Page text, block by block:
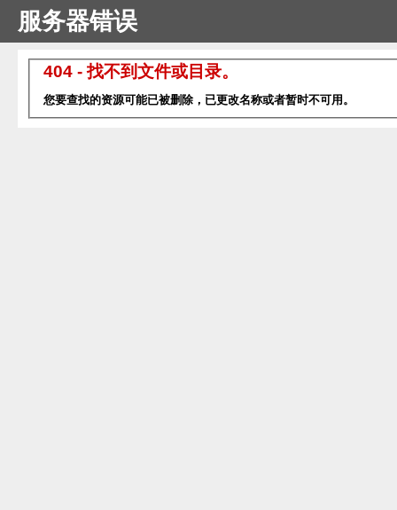
服务器错误
404 - 找不到文件或目录。
您要查找的资源可能已被删除，已更改名称或者暂时不可用。